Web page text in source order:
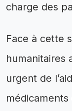
charge des
Face à cette
humanitaires
urgent de